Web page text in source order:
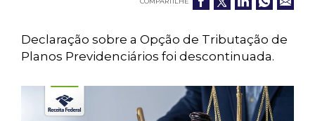
Declaração sobre a Opção de Tributação de
Planos Previdenciários foi descontinuada.